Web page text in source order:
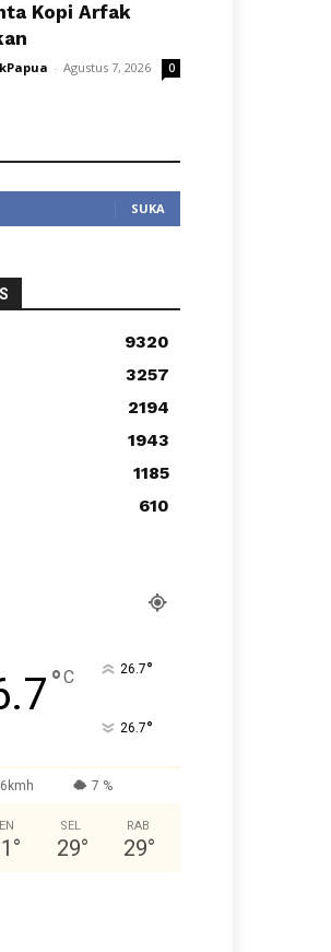
Kopi Arfak
- Agustus 7, 2026 0
SUKA
9320
3257
2194
1943
1185
610
°C 26.7°
26.7°
7 %
°
SEL
29°
RAB
29°